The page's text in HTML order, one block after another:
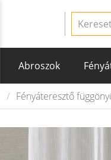
Abroszok
Fényáteresztő